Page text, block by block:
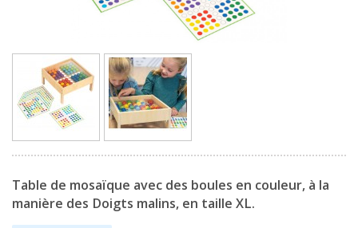
Table de mosaïque avec des boules en couleur, à la
manière des Doigts malins, en taille XL.